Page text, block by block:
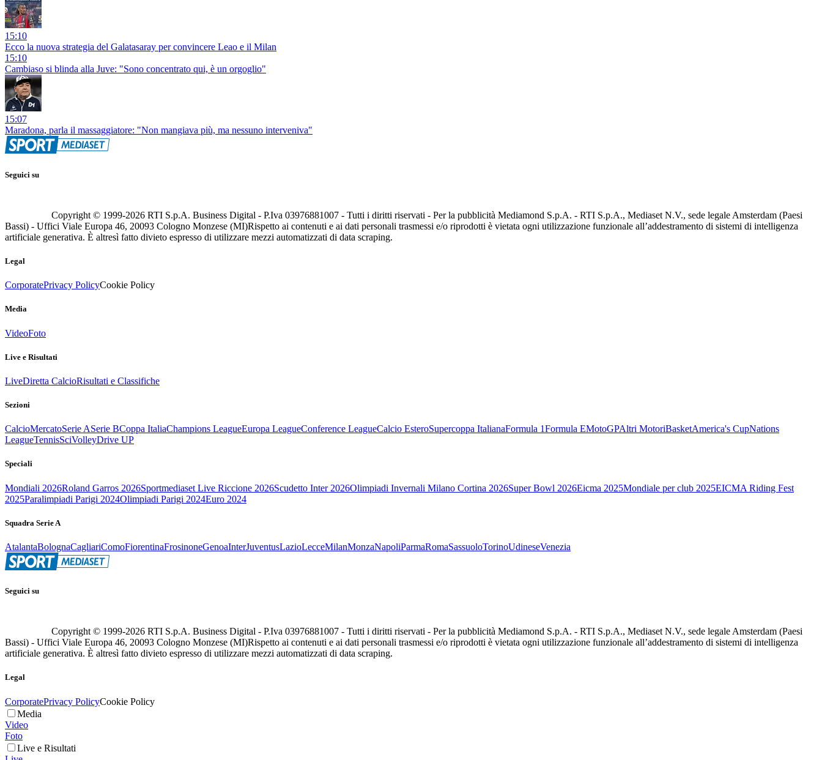
15:10
Ecco la nuova strategia del Galatasaray per convincere Leao e il Milan
15:10
Cambiaso si blinda alla Juve: "Sono concentrato qui, è un orgoglio"
15:07
Maradona, parla il massaggiatore: "Non mangiava più, ma nessuno interveniva"
Seguici su
Copyright © 1999-2026 RTI S.p.A. Business Digital - P.Iva 03976881007 - Tutti i diritti riservati - Per la pubblicità Mediamond S.p.A. - RTI S.p.A., Mediaset N.V., sede legale Amsterdam (Paesi
Bassi) - Uffici Viale Europa 46, 20093 Cologno Monzese (MI)Rispetto ai contenuti e ai dati personali trasmessi e/o riprodotti è vietata ogni utilizzazione funzionale all’addestramento di sistemi di intelligenza
artificiale generativa. È altresì fatto divieto espresso di utilizzare mezzi automatizzati di data scraping.
Legal
CorporatePrivacy PolicyCookie Policy
Media
VideoFoto
Live e Risultati
LiveDiretta CalcioRisultati e Classifiche
Sezioni
CalcioMercatoSerie ASerie BCoppa ItaliaChampions LeagueEuropa LeagueConference LeagueCalcio EsteroSupercoppa ItalianaFormula 1Formula EMotoGPAltri MotoriBasketAmerica's CupNations
LeagueTennisSciVolleyDrive UP
Speciali
Mondiali 2026Roland Garros 2026Sportmediaset Live Riccione 2026Scudetto Inter 2026Olimpiadi Invernali Milano Cortina 2026Super Bowl 2026Eicma 2025Mondiale per club 2025EICMA Riding Fest
2025Paralimpiadi Parigi 2024Olimpiadi Parigi 2024Euro 2024
Squadra Serie A
AtalantaBolognaCagliariComoFiorentinaFrosinoneGenoaInterJuventusLazioLecceMilanMonzaNapoliParmaRomaSassuoloTorinoUdineseVenezia
Seguici su
Copyright © 1999-2026 RTI S.p.A. Business Digital - P.Iva 03976881007 - Tutti i diritti riservati - Per la pubblicità Mediamond S.p.A. - RTI S.p.A., Mediaset N.V., sede legale Amsterdam (Paesi
Bassi) - Uffici Viale Europa 46, 20093 Cologno Monzese (MI)Rispetto ai contenuti e ai dati personali trasmessi e/o riprodotti è vietata ogni utilizzazione funzionale all’addestramento di sistemi di intelligenza
artificiale generativa. È altresì fatto divieto espresso di utilizzare mezzi automatizzati di data scraping.
Legal
CorporatePrivacy PolicyCookie Policy
Media
Video
Foto
Live e Risultati